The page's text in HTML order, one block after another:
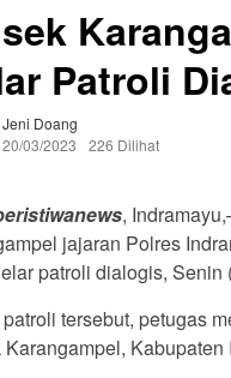
Patroli
Jeni Doang
20/03/2023
226 Dilihat
,
jajaran Polres
patroli dialogis, Senin
tersebut, petugas
Karangampel, Kabupaten